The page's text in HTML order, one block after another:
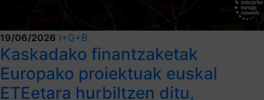
19/06/2026 I+G+B
Kaskadako finantzaketak
Europako proiektuak euskal
ETEetara hurbiltzen ditu,